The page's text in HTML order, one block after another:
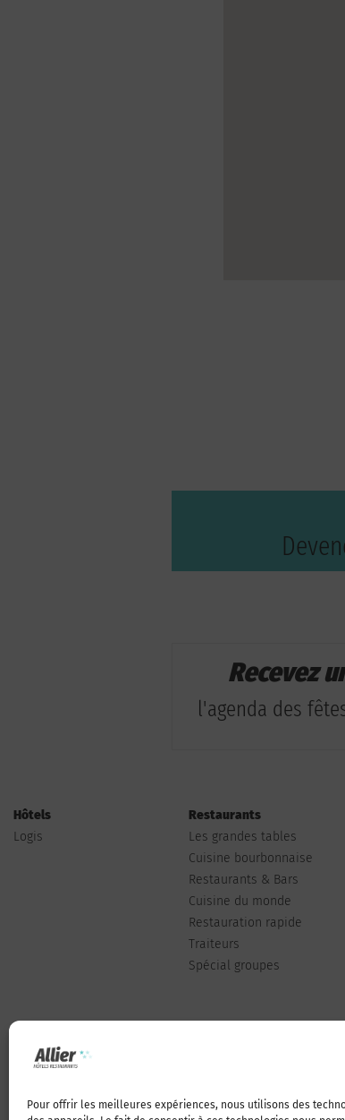
Pour offrir les meilleures expériences, nous utilisons des
Recevez
l'agenda des
Hôtels
Logis
Restaurants
Les grandes tables
Cuisine bourbonnaise
Restaurants & Bars
Cuisine du monde
Restauration rapide
Traiteurs
Spécial groupes
Qui sommes-